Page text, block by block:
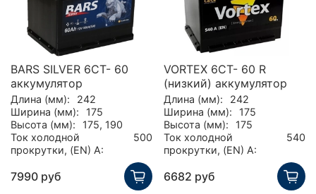
BARS SILVER 6СТ- 60
аккумулятор
Длина (мм):
242
Ширина (мм):
175
Высота (мм):
175, 190
Ток холодной
прокрутки, (EN) А:
500
7990 руб
VORTEX 6СТ- 60 R
(низкий) аккумулятор
Длина (мм):
242
Ширина (мм):
175
Высота (мм):
175
Ток холодной
прокрутки, (EN) А:
540
6682 руб